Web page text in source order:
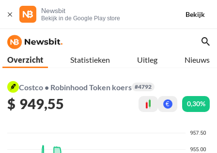
Newsbit
Bekijk in de Google Play store
Bekijk
Overzicht Statistieken Uitleg Nieuws
Costco • Robinhood Token koers #4792
$ 949,55 € 0,30%